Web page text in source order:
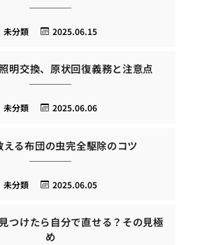
2025.06.15
未分類
明交換、原状回復義務と注意点
2025.06.06
未分類
える布団の虫完全駆除のコツ
2025.06.05
未分類
つけたら自分で直せる？その見極
め